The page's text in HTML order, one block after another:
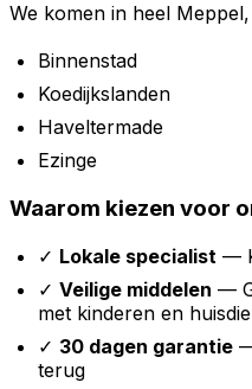
We komen in heel
Binnenstad
Koedijkslanden
Haveltermade
Ezinge
Waarom kiezen voor
✓ Lokale specialist —
✓ Veilige middelen —
met kinderen en
✓ 30 dagen garantie
terug